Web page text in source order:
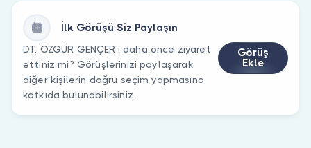
İlk Görüşü Siz Paylaşın
DT. ÖZGÜR GENÇER’ı daha önce ziyaret
ettiniz mi? Görüşlerinizi paylaşarak
diğer kişilerin doğru seçim yapmasına
katkıda bulunabilirsiniz.
Görüş
Ekle